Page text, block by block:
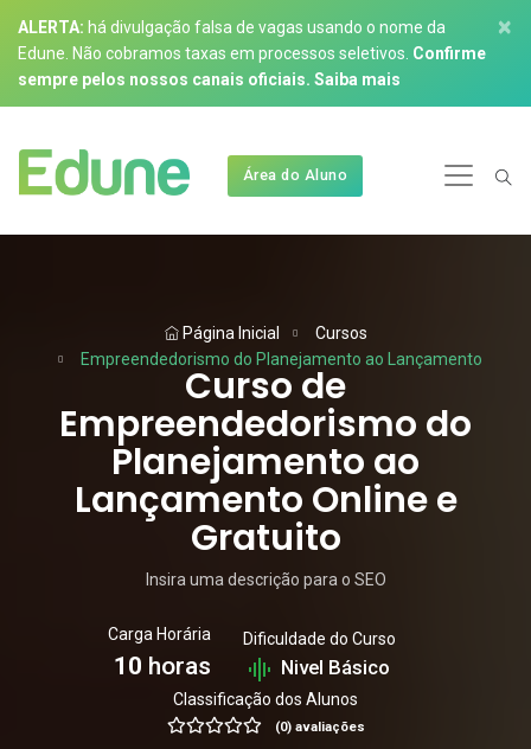
ALERTA: há divulgação falsa de vagas usando o nome da
Edune. Não cobramos taxas em processos seletivos. Confirme
sempre pelos nossos canais oficiais. Saiba mais
×
Área do Aluno
Página Inicial
Cursos
Empreendedorismo do Planejamento ao Lançamento
Curso de
Empreendedorismo do
Planejamento ao
Lançamento Online e
Gratuito
Insira uma descrição para o SEO
Carga Horária
10 horas
Dificuldade do Curso
Nivel Básico
Classificação dos Alunos
(0) avaliações